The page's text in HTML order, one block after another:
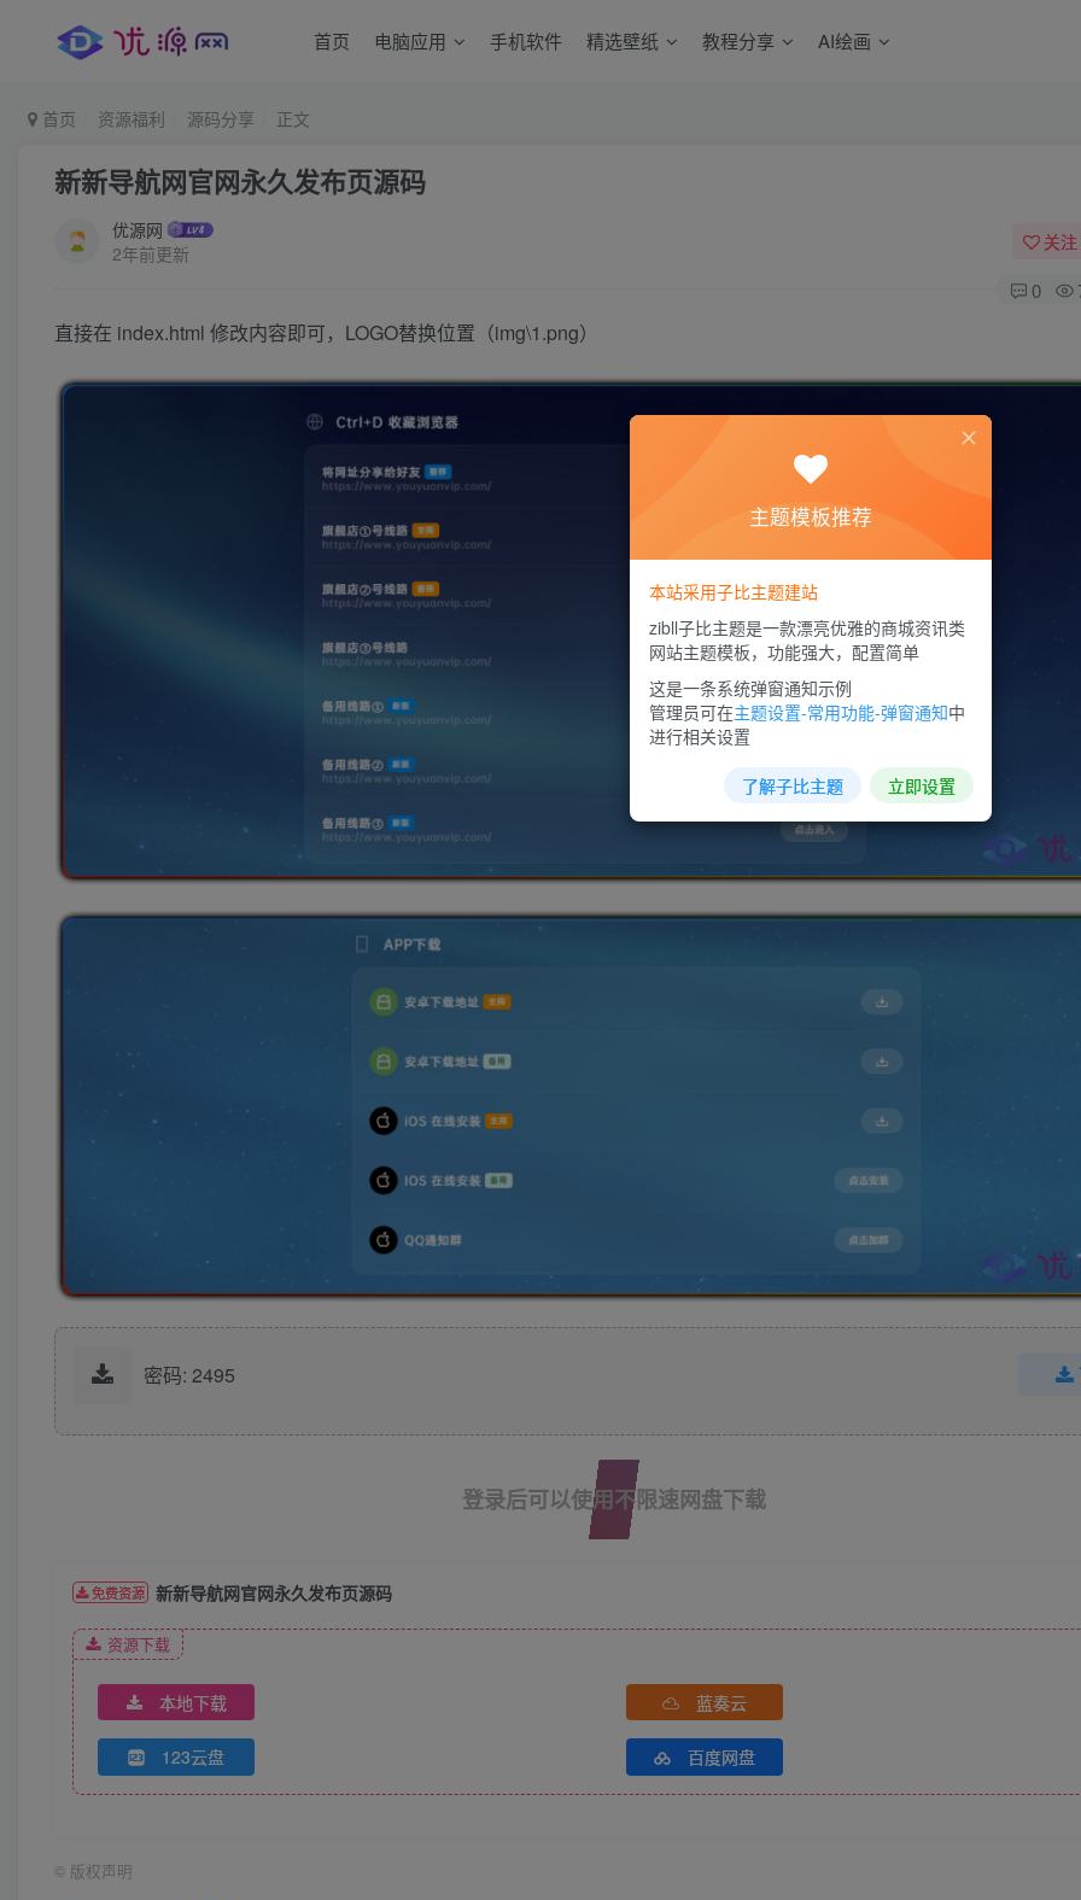
首页 电脑应用 手机软件 精选壁纸 教程分享 AI绘画
首页 资源福利 源码分享 正文
新新导航网官网永久发布页源码
优源网
2年前更新
关注
0
直接在 index.html 修改内容即可，LOGO替换位置（img\1.png）
密码: 2495
登录后可以使用不限速网盘下载
免费资源 新新导航网官网永久发布页源码
资源下载
本地下载 蓝奏云
123云盘 百度网盘
© 版权声明
主题模板推荐
本站采用子比主题建站
zibll子比主题是一款漂亮优雅的商城资讯类
网站主题模板，功能强大，配置简单
这是一条系统弹窗通知示例
管理员可在主题设置-常用功能-弹窗通知中
进行相关设置
了解子比主题 立即设置